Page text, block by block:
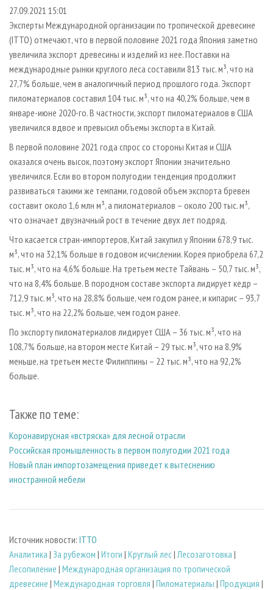
СУШКА ДРЕВЕСИНЫ
ПРОИЗВОДСТВО ДРЕВЕСНЫХ ПЛИТ
ДЕРЕВЯННОЕ ДОМОСТРОЕНИЕ
ПРОИЗВОДСТВО МЕБЕЛИ
БИОЭНЕРГЕТИКА
ЦБП
ИНСТРУМЕНТ И МАТЕРИАЛЫ
ПЕРСОНЫ
МОБИЛЬНЫЕ ВЫСТАВКИ
ОФИЦИАЛЬНЫЕ ДЕЛЕГАЦИИ
ПРИОРИТЕТНЫЕ ИНВЕСТПРОЕКТЫ
RUSSIAN FORESTRY REVIEW
ГАЗЕТА ЛЕСПРОМФОРУМ
БИБЛИОТЕКА СПЕЦИАЛИСТА
КОНТАКТЫ
РЕКЛАМА
РЕКЛАМА НА САЙТЕ
27.09.2021 15:01
Эксперты Международной организации по тропической древесине
(ITTO) отмечают, что в первой половине 2021 года Япония заметно
увеличила экспорт древесины и изделий из нее. Поставки на
международные рынки круглого леса составили 813 тыс. м³, что на
27,7% больше, чем в аналогичный период прошлого года. Экспорт
пиломатериалов составил 104 тыс. м³, что на 40,2% больше, чем в
январе-июне 2020-го. В частности, экспорт пиломатериалов в США
увеличился вдвое и превысил объемы экспорта в Китай.
В первой половине 2021 года спрос со стороны Китая и США
оказался очень высок, поэтому экспорт Японии значительно
увеличился. Если во втором полугодии тенденция продолжит
развиваться такими же темпами, годовой объем экспорта бревен
составит около 1,6 млн м³, а пиломатериалов – около 200 тыс. м³,
что означает двузначный рост в течение двух лет подряд.
Что касается стран-импортеров, Китай закупил у Японии 678,9 тыс.
м³, что на 32,1% больше в годовом исчислении. Корея приобрела 67,2
тыс. м³, что на 4,6% больше. На третьем месте Тайвань – 50,7 тыс. м³,
что на 8,4% больше. В породном составе экспорта лидирует кедр –
712,9 тыс. м³, что на 28,8% больше, чем годом ранее, и кипарис – 93,7
тыс. м³, что на 22,2% больше, чем годом ранее.
По экспорту пиломатериалов лидирует США – 36 тыс. м³, что на
108,7% больше, на втором месте Китай – 29 тыс. м³, что на 8,9%
меньше, на третьем месте Филиппины – 22 тыс. м³, что на 92,2%
больше.
Также по теме:
Коронавирусная «встряска» для лесной отрасли
Российская промышленность в первом полугодии 2021 года
Новый план импортозамещения приведет к вытеснению
иностранной мебели
Источник новости: ITTO
Аналитика | За рубежом | Итоги | Круглый лес| Лесозаготовка |
Лесопиление | Международная организация по тропической
древесине | Международная торговля | Пиломатериалы | Продукция |